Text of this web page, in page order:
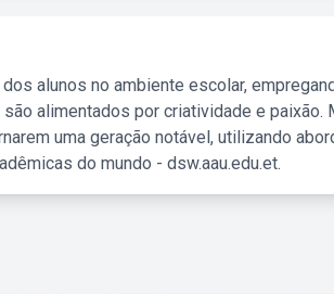
alunos no ambiente escolar,
alimentados por criatividade e paixão.
uma geração notável, utilizando
do mundo - dsw.aau.edu.et.